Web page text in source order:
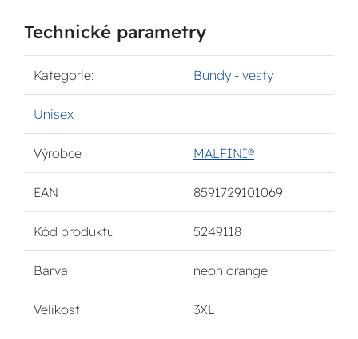
Technické parametry
Kategorie: Bundy - vesty
Unisex
Výrobce MALFINI®
EAN 8591729101069
Kód produktu 5249118
Barva neon orange
Velikost 3XL